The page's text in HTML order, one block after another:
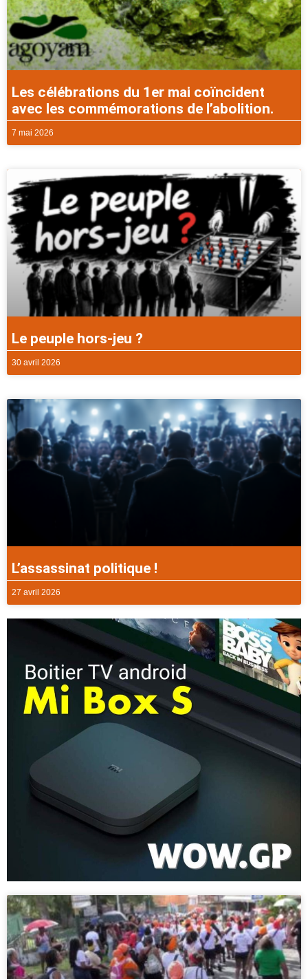
Les célébrations du 1er mai coïncident
avec les commémorations de l’abolition.
7 mai 2026
Le peuple hors-jeu ?
30 avril 2026
L’assassinat politique !
27 avril 2026